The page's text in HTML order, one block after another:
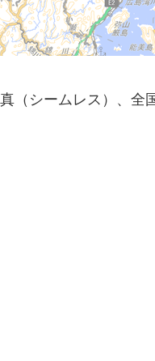
（シームレス）、全